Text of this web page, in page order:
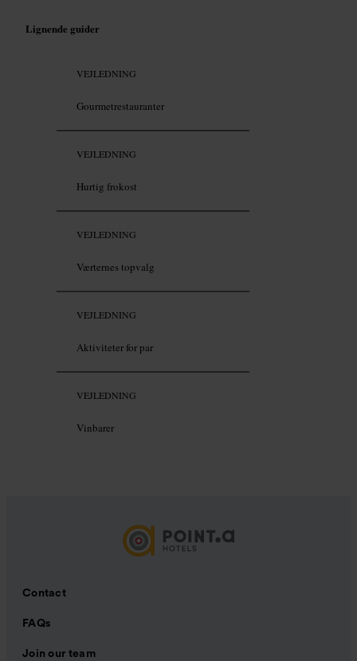
Lignende guider
VEJLEDNING
Gourmetrestauranter
VEJLEDNING
Hurtig frokost
VEJLEDNING
Værternes topvalg
VEJLEDNING
Aktiviteter for par
VEJLEDNING
Vinbarer
Contact
FAQs
Join our team